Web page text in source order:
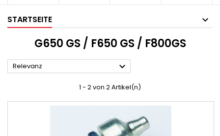
STARTSEITE
G650 GS / F650 GS / F800GS
Relevanz 
1 - 2 von 2 Artikel(n)